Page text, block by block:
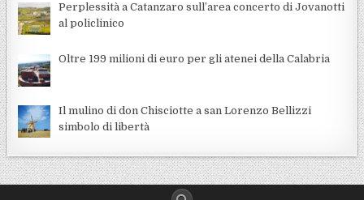
Perplessità a Catanzaro sull’area concerto di Jovanotti
al policlinico
Oltre 199 milioni di euro per gli atenei della Calabria
Il mulino di don Chisciotte a san Lorenzo Bellizzi
simbolo di libertà